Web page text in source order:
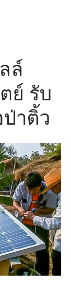
ล์
ย์ รับ
าติ้ว